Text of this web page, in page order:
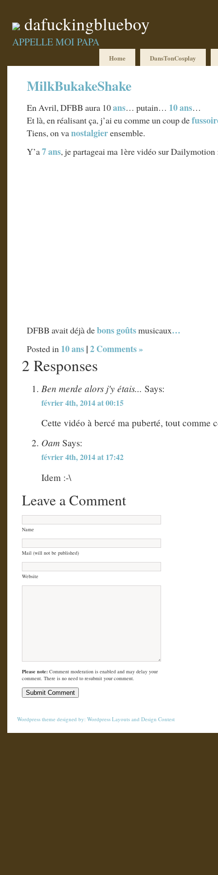
dafuckingblueboy
APPELLE MOI PAPA
Home DansTonCosplay
MilkBukakeShake
En Avril, DFBB aura 10ans… putain… 10 ans…
Et là, en réalisant ça, j’ai eu comme un coup de
Tiens, on vanostalgierensemble.
Y’a7 ans, je partageai ma 1ère vidéo sur Dailymotion
DFBB avait déjà debons goûtsmusicaux…
Posted in 10 ans|2 Comments »
2 Responses
Ben merde alors j'y étais... Says:
février 4th, 2014 at 00:15
Cette vidéo à bercé ma puberté, tout comme
Oam Says:
février 4th, 2014 at 17:42
Idem :-\
Leave a Comment
Name
Mail (will not be published)
Website
Please note: Comment moderation is enabled and may delay your
comment. There is no need to resubmit your comment.
Wordpress theme designed by: Wordpress Layouts and Design Contest